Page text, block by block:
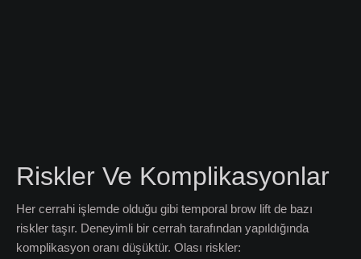
Riskler Ve Komplikasyonlar
Her cerrahi işlemde olduğu gibi temporal brow lift de bazı
riskler taşır. Deneyimli bir cerrah tarafından yapıldığında
komplikasyon oranı düşüktür. Olası riskler: